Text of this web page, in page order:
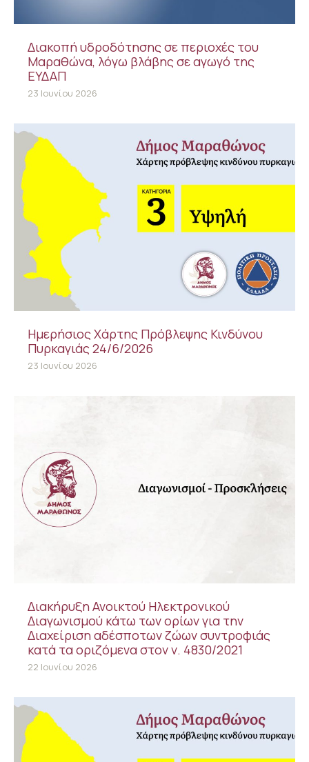
Διακοπή υδροδότησης σε περιοχές του
Μαραθώνα, λόγω βλάβης σε αγωγό της
ΕΥΔΑΠ
23 Ιουνίου 2026
Ημερήσιος Χάρτης Πρόβλεψης Κινδύνου
Πυρκαγιάς 24/6/2026
23 Ιουνίου 2026
Διακήρυξη Ανοικτού Ηλεκτρονικού
Διαγωνισμού κάτω των ορίων για την
Διαχείριση αδέσποτων ζώων συντροφιάς
κατά τα οριζόμενα στον ν. 4830/2021
22 Ιουνίου 2026